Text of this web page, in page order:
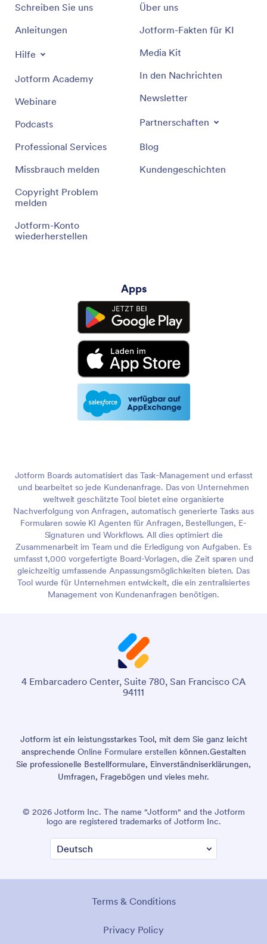
Schreiben Sie uns
Anleitungen
Hilfe
Jotform Academy
Webinare
Podcasts
Professional Services
Missbrauch melden
Copyright Problem
melden
Jotform-Konto
wiederherstellen
Über uns
Jotform-Fakten für KI
Media Kit
In den Nachrichten
Newsletter
Partnerschaften
Blog
Kundengeschichten
Apps
Jotform Boards automatisiert das Task-Management und erfasst
und bearbeitet so jede Kundenanfrage. Das von Unternehmen
weltweit geschätzte Tool bietet eine organisierte
Nachverfolgung von Anfragen, automatisch generierte Tasks aus
Formularen sowie KI Agenten für Anfragen, Bestellungen, E-
Signaturen und Workflows. All dies optimiert die
Zusammenarbeit im Team und die Erledigung von Aufgaben. Es
umfasst 1,000 vorgefertigte Board-Vorlagen, die Zeit sparen und
gleichzeitig umfassende Anpassungsmöglichkeiten bieten. Das
Tool wurde für Unternehmen entwickelt, die ein zentralisiertes
Management von Kundenanfragen benötigen.
4 Embarcadero Center, Suite 780, San Francisco CA
94111
Jotform ist ein leistungsstarkes Tool, mit dem Sie ganz leicht
ansprechende Online Formulare erstellen können.Gestalten
Sie professionelle Bestellformulare, Einverständniserklärungen,
Umfragen, Fragebögen und vieles mehr.
© 2026 Jotform Inc. The name "Jotform" and the Jotform
logo are registered trademarks of Jotform Inc.
Terms & Conditions
Privacy Policy